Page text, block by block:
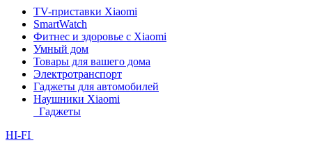
TV-приставки Xiaomi
SmartWatch
Фитнес и здоровье с Xiaomi
Умный дом
Товары для вашего дома
Электротранспорт
Гаджеты для автомобилей
Наушники Xiaomi
Гаджеты
HI-FI